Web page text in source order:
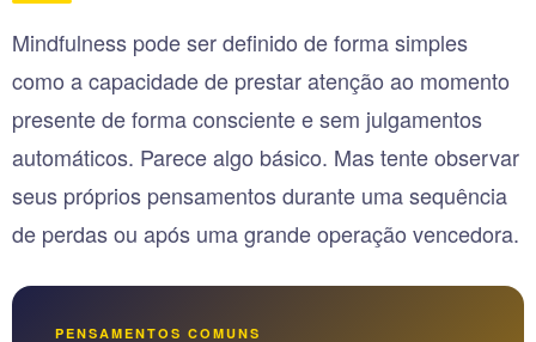
Mindfulness pode ser definido de forma simples
como a capacidade de prestar atenção ao momento
presente de forma consciente e sem julgamentos
automáticos. Parece algo básico. Mas tente observar
seus próprios pensamentos durante uma sequência
de perdas ou após uma grande operação vencedora.
PENSAMENTOS COMUNS